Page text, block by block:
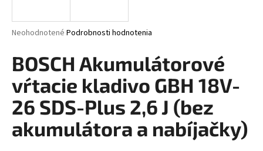
Priemerné hodnotenie produktu je 0,0 z 5 hviezdičiek.
Neohodnotené Podrobnosti hodnotenia
BOSCH Akumulátorové
vŕtacie kladivo GBH 18V-
26 SDS-Plus 2,6 J (bez
akumulátora a nabíjačky)
j
ť
?
HĽADAŤ